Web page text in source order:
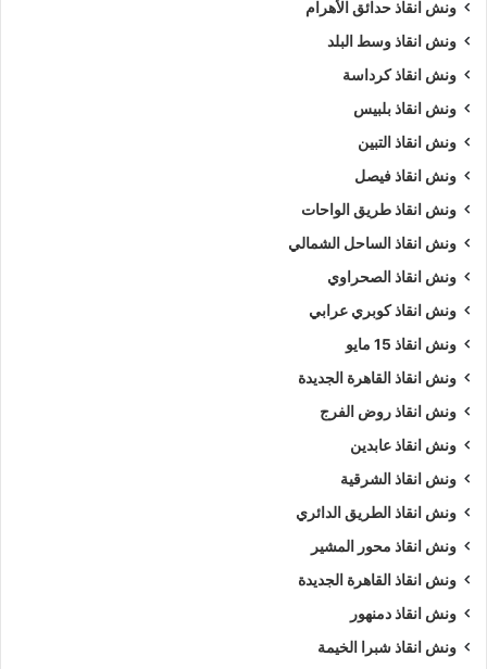
ونش انقاذ حدائق الأهرام
ونش انقاذ وسط البلد
ونش انقاذ كرداسة
ونش انقاذ بلبيس
ونش انقاذ التبين
ونش انقاذ فيصل
ونش انقاذ طريق الواحات
ونش انقاذ الساحل الشمالي
ونش انقاذ الصحراوي
ونش انقاذ كوبري عرابي
ونش انقاذ 15 مايو
ونش انقاذ القاهرة الجديدة
ونش انقاذ روض الفرج
ونش انقاذ عابدين
ونش انقاذ الشرقية
ونش انقاذ الطريق الدائري
ونش انقاذ محور المشير
ونش انقاذ القاهرة الجديدة
ونش انقاذ دمنهور
ونش انقاذ شبرا الخيمة